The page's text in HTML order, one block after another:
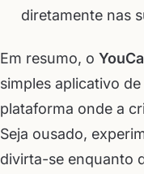
diretamente nas
Em resumo, o
simples aplicativo
plataforma onde a
Seja ousado,
divirta-se enquanto